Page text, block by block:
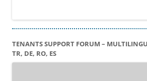
TENANTS SUPPORT FORUM –
TR, DE, RO, ES